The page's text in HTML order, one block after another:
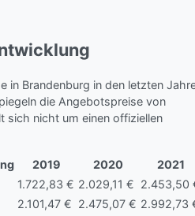
in Brandenburg in den letzten
die Angebotspreise von
sich nicht um einen offiziellen
2019 2020
2021
1.722,83 € 2.029,11 € 2.453,50
2.101,47 € 2.475,07 € 2.992,73